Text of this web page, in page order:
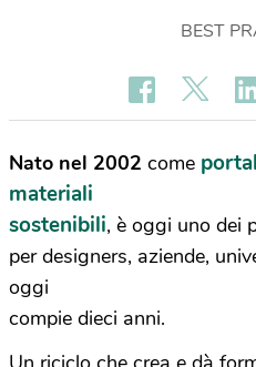
BEST
Nato nel 2002 come
materiali
sostenibili, è oggi uno dei
per designers, aziende,
oggi
compie dieci anni.